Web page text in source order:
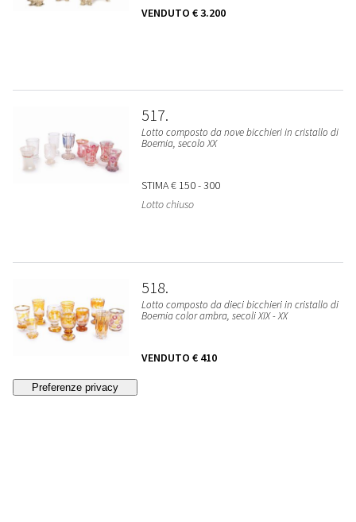
VENDUTO € 3.200
517
Lotto composto da nove bicchieri in cristallo di
Boemia, secolo XX
STIMA€ 150 - 300
Lotto chiuso
518
Lotto composto da dieci bicchieri in cristallo di
Boemia color ambra, secoli XIX - XX
VENDUTO € 410